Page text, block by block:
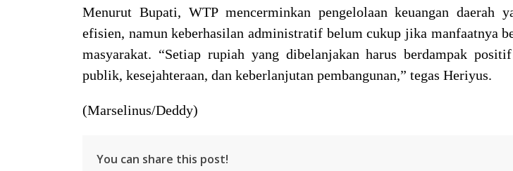
Menurut Bupati, WTP mencerminkan pengelolaan keuangan daerah
efisien, namun keberhasilan administratif belum cukup jika manfaatnya
masyarakat. “Setiap rupiah yang dibelanjakan harus berdampak
publik, kesejahteraan, dan keberlanjutan pembangunan,” tegas Heriyus.
(Marselinus/Deddy)
You can share this post!